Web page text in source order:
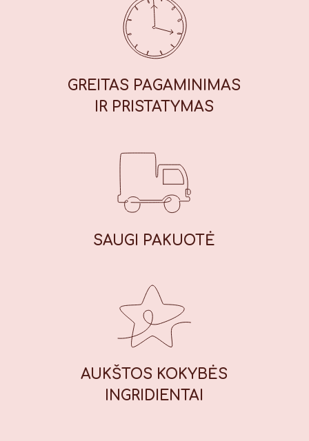
vaikų dėmesį ir aktyvumą. Maistinė
vertė (100 g): Energinė vertė: 1847
kJ / 439 kcal, riebalai: 13,7 g, iš
kurių sočiųjų riebalų rūgščių: 1,7 g,
angliavandeniai: 71 g, iš kurių
GREITAS PAGAMINIMAS
IR PRISTATYMAS
SAUGI PAKUOTĖ
AUKŠTOS KOKYBĖS
INGRIDIENTAI